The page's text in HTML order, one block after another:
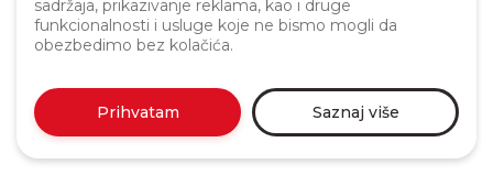
sadržaja, prikazivanje reklama, kao i druge
funkcionalnosti i usluge koje ne bismo mogli da
obezbedimo bez kolačića.
Prihvatam Saznaj više